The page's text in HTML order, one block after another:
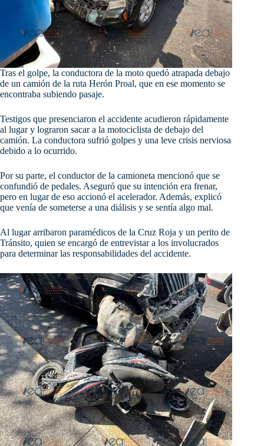
Tras el golpe, la conductora de la moto quedó atrapada debajo
de un camión de la ruta Herón Proal, que en ese momento se
encontraba subiendo pasaje.
Testigos que presenciaron el accidente acudieron rápidamente
al lugar y lograron sacar a la motociclista de debajo del
camión. La conductora sufrió golpes y una leve crisis nerviosa
debido a lo ocurrido.
Por su parte, el conductor de la camioneta mencionó que se
confundió de pedales. Aseguró que su intención era frenar,
pero en lugar de eso accionó el acelerador. Además, explicó
que venía de someterse a una diálisis y se sentía algo mal.
Al lugar arribaron paramédicos de la Cruz Roja y un perito de
Tránsito, quien se encargó de entrevistar a los involucrados
para determinar las responsabilidades del accidente.